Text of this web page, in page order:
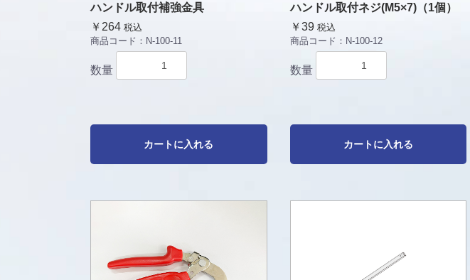
ハンドル取付補強金具
￥264 税込
商品コード： N-100-11
数量
カートに入れる
ハンドル取付ネジ(M5×7)（1個）
￥39 税込
商品コード： N-100-12
数量
カートに入れる